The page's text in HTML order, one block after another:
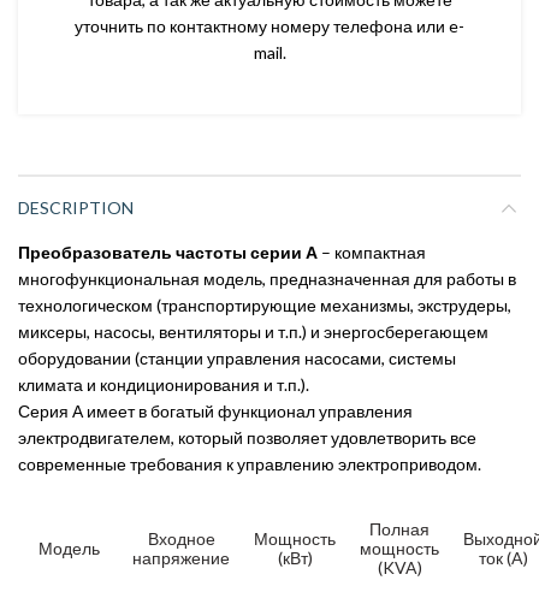
уточнить по контактному номеру телефона или e-
mail.
DESCRIPTION
Преобразователь частоты серии А – компактная
многофункциональная модель, предназначенная для работы в
технологическом (транспортирующие механизмы, экструдеры,
миксеры, насосы, вентиляторы и т.п.) и энергосберегающем
оборудовании (станции управления насосами, системы
климата и кондиционирования и т.п.).
Серия А имеет в богатый функционал управления
электродвигателем, который позволяет удовлетворить все
современные требования к управлению электроприводом.
Модель
Входное
напряжение
Мощность
(кВт)
Полная
мощность
(KVA)
ток (A)